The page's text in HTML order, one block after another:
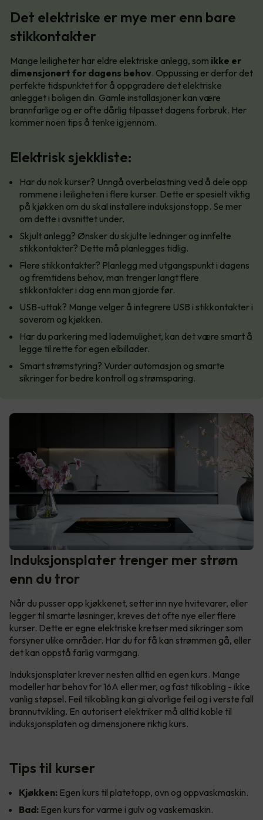
Det elektriske er mye mer enn bare
stikkontakter
Mange leiligheter har eldre elektriske anlegg, som ikke er
dimensjonert for dagens behov. Oppussing er derfor det
perfekte tidspunktet for å oppgradere det elektriske
anlegget i boligen din. Gamle installasjoner kan være
brannfarlige og er ofte dårlig tilpasset dagens forbruk. Her
kommer noen tips å tenke igjennom.
Elektrisk sjekkliste:
Har du nok kurser? Unngå overbelastning ved å dele opp
rommene i leiligheten i flere kurser. Dette er spesielt viktig
på kjøkken om du skal installere induksjonstopp. Se mer
om dette i avsnittet under.
Skjult anlegg? Ønsker du skjulte ledninger og innfelte
stikkontakter? Dette må planlegges tidlig.
Flere stikkontakter? Planlegg med utgangspunkt i dagens
og fremtidens behov, man trenger langt flere
stikkontakter i dag enn man gjorde før.
USB-uttak? Mange velger å integrere USB i stikkontakter i
soverom og kjøkken.
Har du parkering med lademulighet, kan det være smart å
legge til rette for egen elbillader.
Smart strømstyring? Vurder automasjon og smarte
sikringer for bedre kontroll og strømsparing.
Induksjonsplater trenger mer strøm
enn du tror
Når du pusser opp kjøkkenet, setter inn nye hvitevarer, eller
legger til smarte løsninger, kreves det ofte nye eller flere
kurser. Dette er egne elektriske kretser med sikringer som
forsyner ulike områder. Har du for få kan strømmen gå, eller
det kan oppstå farlig varmgang.
Induksjonsplater krever nesten alltid en egen kurs. Mange
modeller har behov for 16A eller mer, og fast tilkobling - ikke
vanlig støpsel. Feil tilkobling kan gi alvorlige feil og i verste fall
brannutvikling. En autorisert elektriker må alltid koble til
induksjonsplaten og dimensjonere riktig kurs.
Tips til kurser
Kjøkken: Egen kurs til platetopp, ovn og oppvaskmaskin.
Bad: Egen kurs for varme i gulv og vaskemaskin.